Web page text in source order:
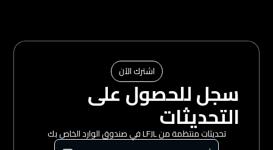
اشترك الآن
سجل للحصول على
التحديثات
تحديثات منتظمة من LFJL في صندوق الوارد الخاص بك